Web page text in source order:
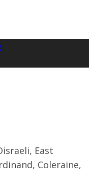
East
Coleraine,